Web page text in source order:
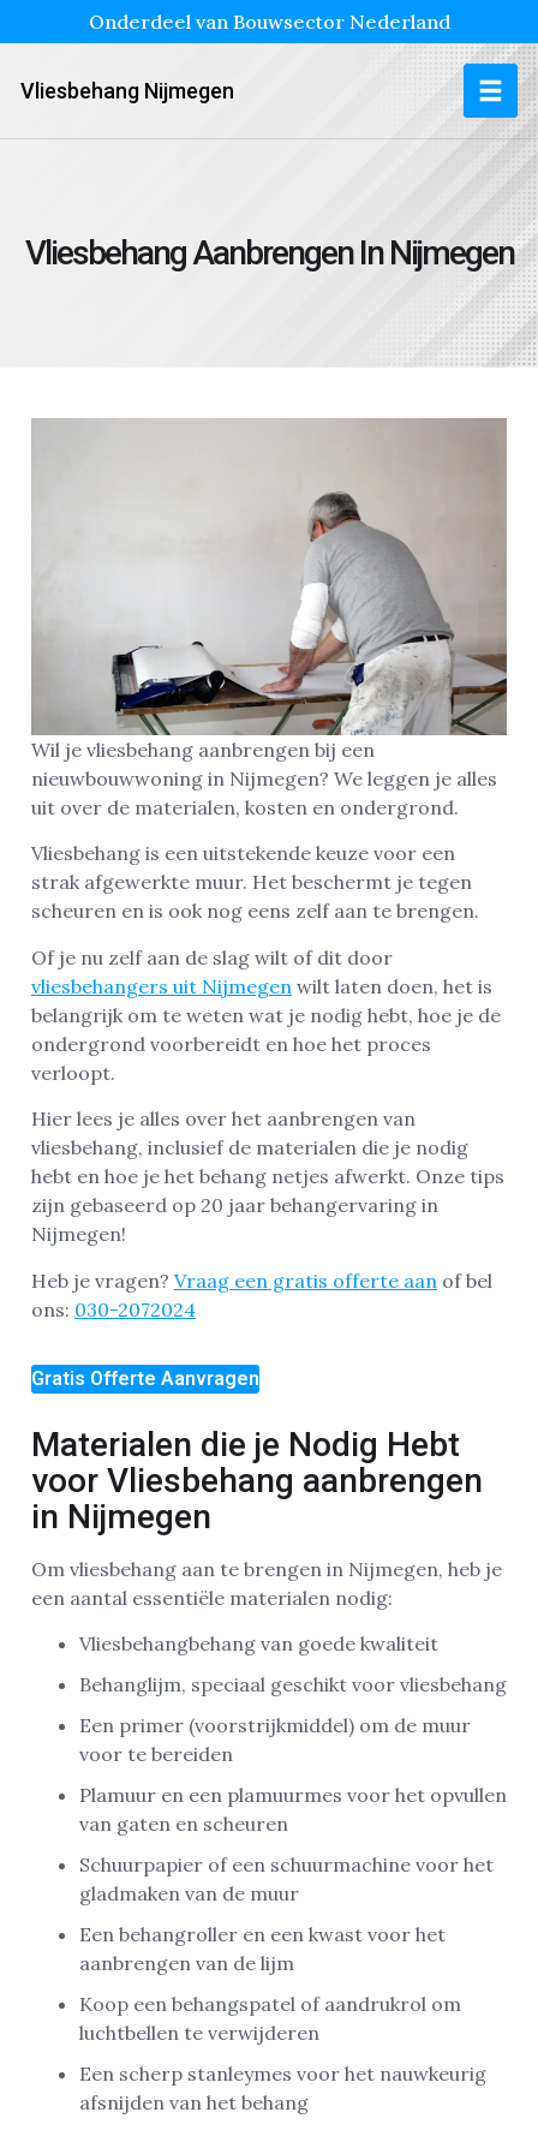
Onderdeel van Bouwsector Nederland
Vliesbehang Nijmegen
Vliesbehang Aanbrengen In Nijmegen
Wil je vliesbehang aanbrengen bij een
nieuwbouwwoning in Nijmegen? We leggen je alles
uit over de materialen, kosten en ondergrond.
Vliesbehang is een uitstekende keuze voor een
strak afgewerkte muur. Het beschermt je tegen
scheuren en is ook nog eens zelf aan te brengen.
Of je nu zelf aan de slag wilt of dit door
vliesbehangers uit Nijmegen wilt laten doen, het is
belangrijk om te weten wat je nodig hebt, hoe je de
ondergrond voorbereidt en hoe het proces
verloopt.
Hier lees je alles over het aanbrengen van
vliesbehang, inclusief de materialen die je nodig
hebt en hoe je het behang netjes afwerkt. Onze tips
zijn gebaseerd op 20 jaar behangervaring in
Nijmegen!
Heb je vragen? Vraag een gratis offerte aan of bel
ons: 030-2072024
Gratis Offerte Aanvragen
Materialen die je Nodig Hebt
voor Vliesbehang aanbrengen
in Nijmegen
Om vliesbehang aan te brengen in Nijmegen, heb je
een aantal essentiële materialen nodig:
Vliesbehangbehang van goede kwaliteit
Behanglijm, speciaal geschikt voor vliesbehang
Een primer (voorstrijkmiddel) om de muur
voor te bereiden
Plamuur en een plamuurmes voor het opvullen
van gaten en scheuren
Schuurpapier of een schuurmachine voor het
gladmaken van de muur
Een behangroller en een kwast voor het
aanbrengen van de lijm
Koop een behangspatel of aandrukrol om
luchtbellen te verwijderen
Een scherp stanleymes voor het nauwkeurig
afsnijden van het behang